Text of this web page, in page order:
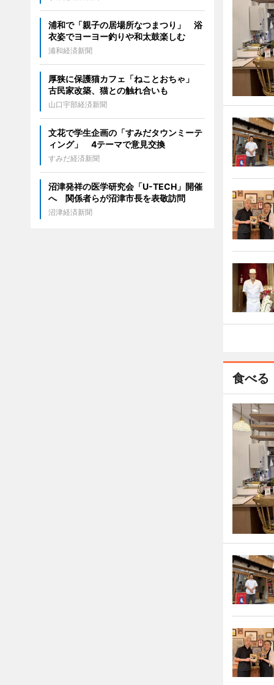
食べる
浦和で「親子の居場所なつまつり」 浴
衣姿でヨーヨー釣りや和太鼓楽しむ
浦和経済新聞
厚狭に保護猫カフェ「ねことおちゃ」
古民家改築、猫との触れ合いも
山口宇部経済新聞
文花で学生企画の「すみだタウンミーテ
ィング」 4テーマで意見交換
すみだ経済新聞
沼津発祥の医学研究会「U-TECH」開催
へ 関係者らが沼津市長を表敬訪問
沼津経済新聞